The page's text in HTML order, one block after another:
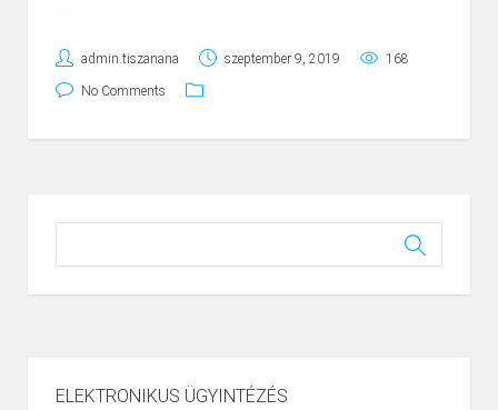
admin.tiszanana szeptember 9, 2019 168
No Comments
ELEKTRONIKUS ÜGYINTÉZÉS